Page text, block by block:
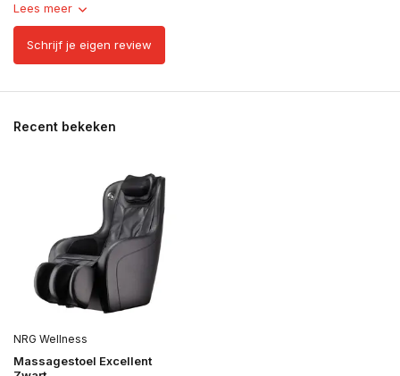
Lees meer
Schrijf je eigen review
Recent bekeken
NRG Wellness
Massagestoel Excellent